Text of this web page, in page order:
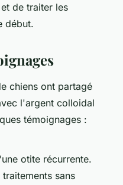
de traiter les
début.
chiens ont partagé
l'argent colloidal
témoignages :
otite récurrente.
sans